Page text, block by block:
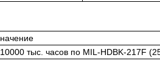
тыс. часов по MIL-HDBK-217F